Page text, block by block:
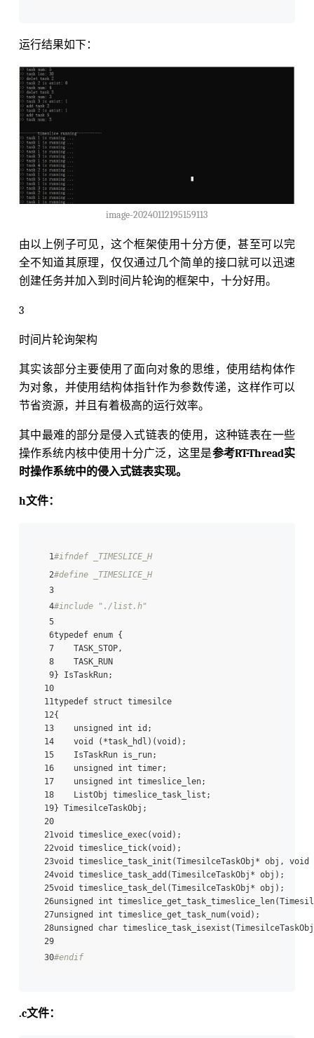
运行结果如下：
image-20240112195159113
由以上例子可见，这个框架使用十分方便，甚至可以完
全不知道其原理，仅仅通过几个简单的接口就可以迅速
创建任务并加入到时间片轮询的框架中，十分好用。
3
时间片轮询架构
其实该部分主要使用了面向对象的思维，使用结构体作
为对象，并使用结构体指针作为参数传递，这样作可以
节省资源，并且有着极高的运行效率。
其中最难的部分是侵入式链表的使用，这种链表在一些
操作系统内核中使用十分广泛，这里是参考RT-Thread实
时操作系统中的侵入式链表实现。
h文件：
1#ifndef _TIMESLICE_H
2#define _TIMESLICE_H
3
4#include "./list.h"
5
6typedef enum {
7    TASK_STOP,
8    TASK_RUN
9} IsTaskRun;
10
11typedef struct timesilce
12{
13    unsigned int id;
14    void (*task_hdl)(void);
15    IsTaskRun is_run;
16    unsigned int timer;
17    unsigned int timeslice_len;
18    ListObj timeslice_task_list;
19} TimesilceTaskObj;
20
21void timeslice_exec(void);
22void timeslice_tick(void);
23void timeslice_task_init(TimesilceTaskObj* obj,
24void timeslice_task_add(TimesilceTaskObj* obj);
25void timeslice_task_del(TimesilceTaskObj* obj);
26unsigned int
27unsigned int timeslice_get_task_num(void);
28unsigned char
29
30#endif
.c文件：